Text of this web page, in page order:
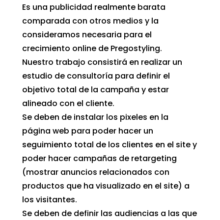
Es una publicidad realmente barata
comparada con otros medios y la
consideramos necesaria para el
crecimiento online de Pregostyling.
Nuestro trabajo consistirá en realizar un
estudio de consultoría para definir el
objetivo total de la campaña y estar
alineado con el cliente.
Se deben de instalar los pixeles en la
página web para poder hacer un
seguimiento total de los clientes en el site y
poder hacer campañas de retargeting
(mostrar anuncios relacionados con
productos que ha visualizado en el site) a
los visitantes.
Se deben de definir las audiencias a las que